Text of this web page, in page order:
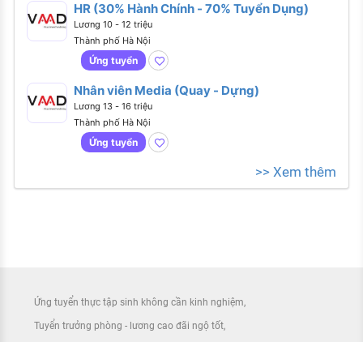
HR (30% Hành Chính - 70% Tuyển Dụng)
Lương 10 - 12 triệu
Thành phố Hà Nội
Ứng tuyển
Nhân viên Media (Quay - Dựng)
Lương 13 - 16 triệu
Thành phố Hà Nội
Ứng tuyển
>> Xem thêm
Ứng tuyển thực tập sinh không cần kinh nghiệm
Tuyển trưởng phòng - lương cao đãi ngộ tốt